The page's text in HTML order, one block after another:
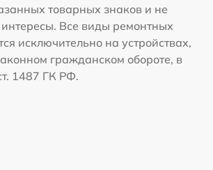
товарных знаков и не
интересы. Все виды ремонтных
исключительно на устройствах,
гражданском обороте, в
1487 ГК РФ.